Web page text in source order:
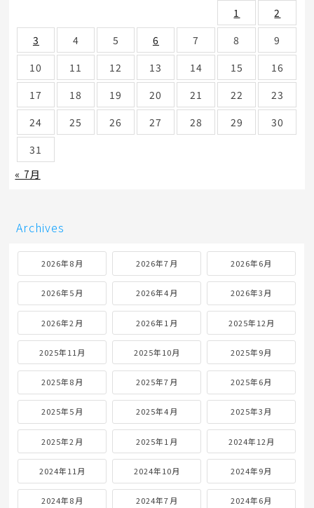
1
2
3
4 5 6 7 8
9
10
11 12 13 14 15
16
17
18 19 20 21 22
23
24
25 26 27 28 29
30
31
« 7月
Archives
2026年8月 2026年7月 2026年6月
2026年5月 2026年4月 2026年3月
2026年2月 2026年1月 2025年12月
2025年11月 2025年10月 2025年9月
2025年8月 2025年7月 2025年6月
2025年5月 2025年4月 2025年3月
2025年2月 2025年1月 2024年12月
2024年11月 2024年10月 2024年9月
2024年8月 2024年7月 2024年6月